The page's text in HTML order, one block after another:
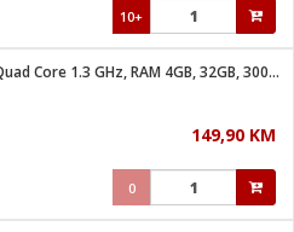
10+
Tablet 7", Quad Core 1.3 GHz, RAM 4GB, 32GB, 3000 mAh
149,90 KM
0